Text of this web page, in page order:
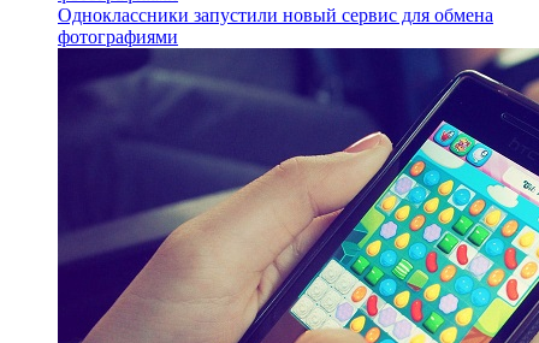
Одноклассники запустили новый сервис для обмена
фотографиями